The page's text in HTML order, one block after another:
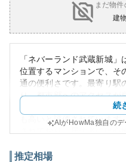
まだ物件
建
「ネバーランド武蔵新城
位置するマンションで、そ
通の便利さです。最寄り駅
り、都市部へのアクセスが
辺には商業施設や公共施
も高いと評価されています
りにくく、市場での流動性
続
AIがHowMa独自の
推定相場